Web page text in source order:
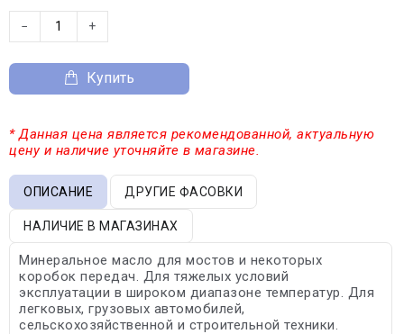
− +
Купить
* Данная цена является рекомендованной, актуальную
цену и наличие уточняйте в магазине.
ОПИСАНИЕ ДРУГИЕ ФАСОВКИ
НАЛИЧИЕ В МАГАЗИНАХ
Минеральное масло для мостов и некоторых
коробок передач. Для тяжелых условий
эксплуатации в широком диапазоне температур. Для
легковых, грузовых автомобилей,
сельскохозяйственной и строительной техники.